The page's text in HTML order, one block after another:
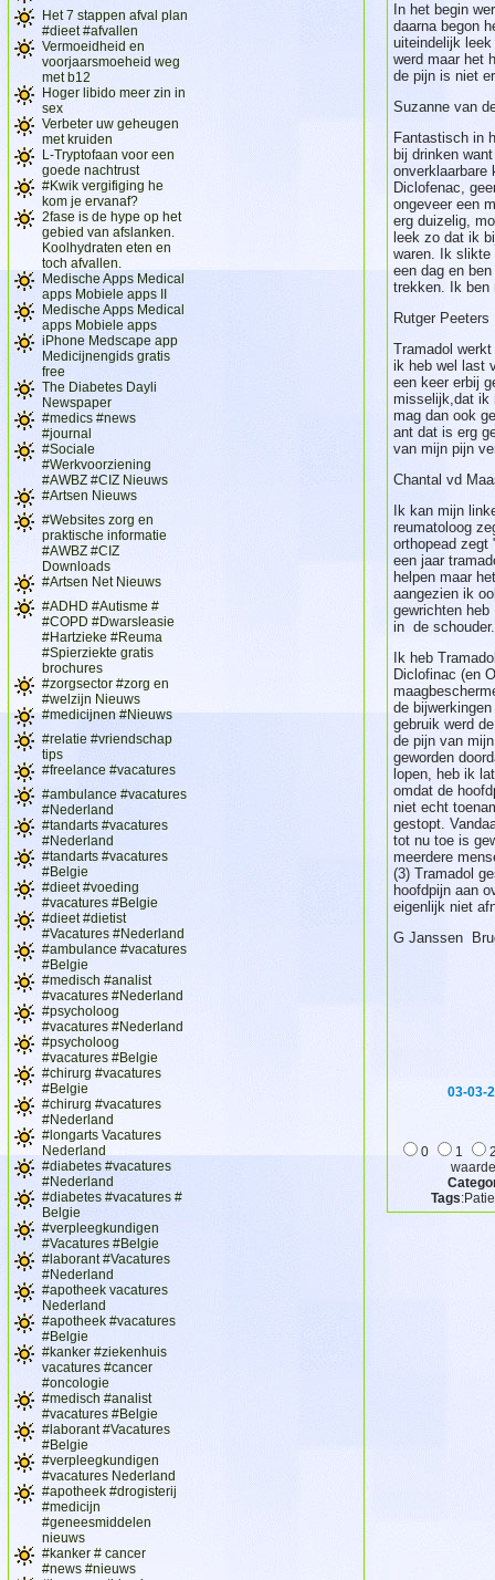
Het 7 stappen afval plan
#dieet #afvallen
Vermoeidheid en
voorjaarsmoeheid weg
met b12
Hoger libido meer zin in
sex
Verbeter uw geheugen
met kruiden
L-Tryptofaan voor een
goede nachtrust
#Kwik vergifiging he
kom je ervanaf?
2fase is de hype op het
gebied van afslanken.
Koolhydraten eten en
toch afvallen.
Medische Apps Medical
apps Mobiele apps II
Medische Apps Medical
apps Mobiele apps
iPhone Medscape app
Medicijnengids gratis
free
The Diabetes Dayli
Newspaper
#medics #news
#journal
#Sociale
#Werkvoorziening
#AWBZ #CIZ Nieuws
#Artsen Nieuws
#Websites zorg en
praktische informatie
#AWBZ #CIZ
Downloads
#Artsen Net Nieuws
#ADHD #Autisme #
#COPD #Dwarsleasie
#Hartzieke #Reuma
#Spierziekte gratis
brochures
#zorgsector #zorg en
#welzijn Nieuws
#medicijnen #Nieuws
#relatie #vriendschap
tips
#freelance #vacatures
#ambulance #vacatures
#Nederland
#tandarts #vacatures
#Nederland
#tandarts #vacatures
#Belgie
#dieet #voeding
#vacatures #Belgie
#dieet #dietist
#Vacatures #Nederland
#ambulance #vacatures
#Belgie
#medisch #analist
#vacatures #Nederland
#psycholoog
#vacatures #Nederland
#psycholoog
#vacatures #Belgie
#chirurg #vacatures
#Belgie
#chirurg #vacatures
#Nederland
#longarts Vacatures
Nederland
#diabetes #vacatures
#Nederland
#diabetes #vacatures #
Belgie
#verpleegkundigen
#Vacatures #Belgie
#laborant #Vacatures
#Nederland
#apotheek vacatures
Nederland
#apotheek #vacatures
#Belgie
#kanker #ziekenhuis
vacatures #cancer
#oncologie
#medisch #analist
#vacatures #Belgie
#laborant #Vacatures
#Belgie
#verpleegkundigen
#vacatures Nederland
#apotheek #drogisterij
#medicijn
#geneesmiddelen
nieuws
#kanker # cancer
#news #nieuws
In het begin
daarna begon
uiteindelijk
werd maar het
de pijn is niet
Suzanne van
Fantastisch in
bij drinken
onverklaarbare
Diclofenac,
ongeveer een
erg duizelig,
leek zo dat ik
waren. Ik slikte
een dag en
trekken. Ik ben
Rutger
Tramadol
ik heb wel last
een keer erbij
misselijk,dat ik
mag dan ook
ant dat is erg
van mijn pijn
Chantal vd
Ik kan mijn
reumatoloog
orthopead
een jaar
helpen maar
aangezien ik
gewrichten
in de
Ik heb
Diclofinac (en
de
gebruik werd
de pijn van
geworden
lopen, heb ik
omdat de
niet echt
gestopt.
tot nu toe is
meerdere
(3) Tramadol
hoofdpijn aan
eigenlijk niet
G Janssen
03-03-
0 1
Tags